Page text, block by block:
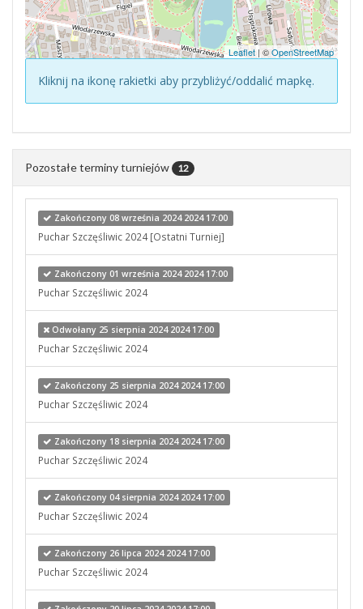
Leaflet| ©OpenStreetMap
Kliknij na ikonę rakietki aby przybliżyć/oddalić mapkę.
Pozostałe terminy turniejów 12
Zakończony 08 września 2024 2024 17:00
Puchar Szczęśliwic 2024 [Ostatni Turniej]
Zakończony 01 września 2024 2024 17:00
Puchar Szczęśliwic 2024
Odwołany 25 sierpnia 2024 2024 17:00
Puchar Szczęśliwic 2024
Zakończony 25 sierpnia 2024 2024 17:00
Puchar Szczęśliwic 2024
Zakończony 18 sierpnia 2024 2024 17:00
Puchar Szczęśliwic 2024
Zakończony 04 sierpnia 2024 2024 17:00
Puchar Szczęśliwic 2024
Zakończony 26 lipca 2024 2024 17:00
Puchar Szczęśliwic 2024